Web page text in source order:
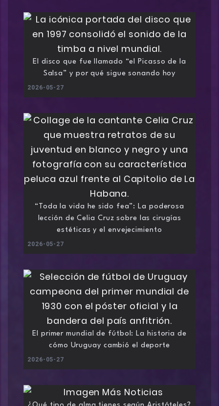
El disco que fue llamado “el Picasso de la
Salsa” y por qué sigue sonando hoy
2026-05-27
“Toda la vida he sido fea”: La poderosa
lección de Celia Cruz sobre las cirugías
estéticas y el envejecimiento
2026-05-27
El primer mundial de fútbol: La historia de
cómo Uruguay cambió el deporte
2026-05-27